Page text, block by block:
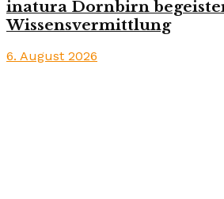
inatura Dornbirn
Wissensvermittlung
6. August 2026